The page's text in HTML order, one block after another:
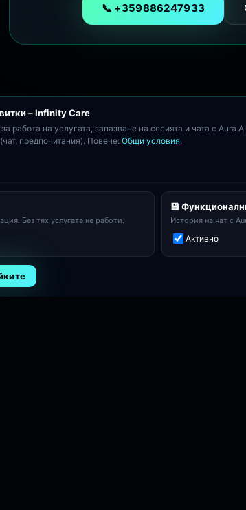
– Infinity Care
работа на услугата, запазване на сесията и чата с Aura
предпочитания). Повече: Общи условия.
Без тях услугата не работи.
💾
История на чат с
Активно
📞 +359886247933